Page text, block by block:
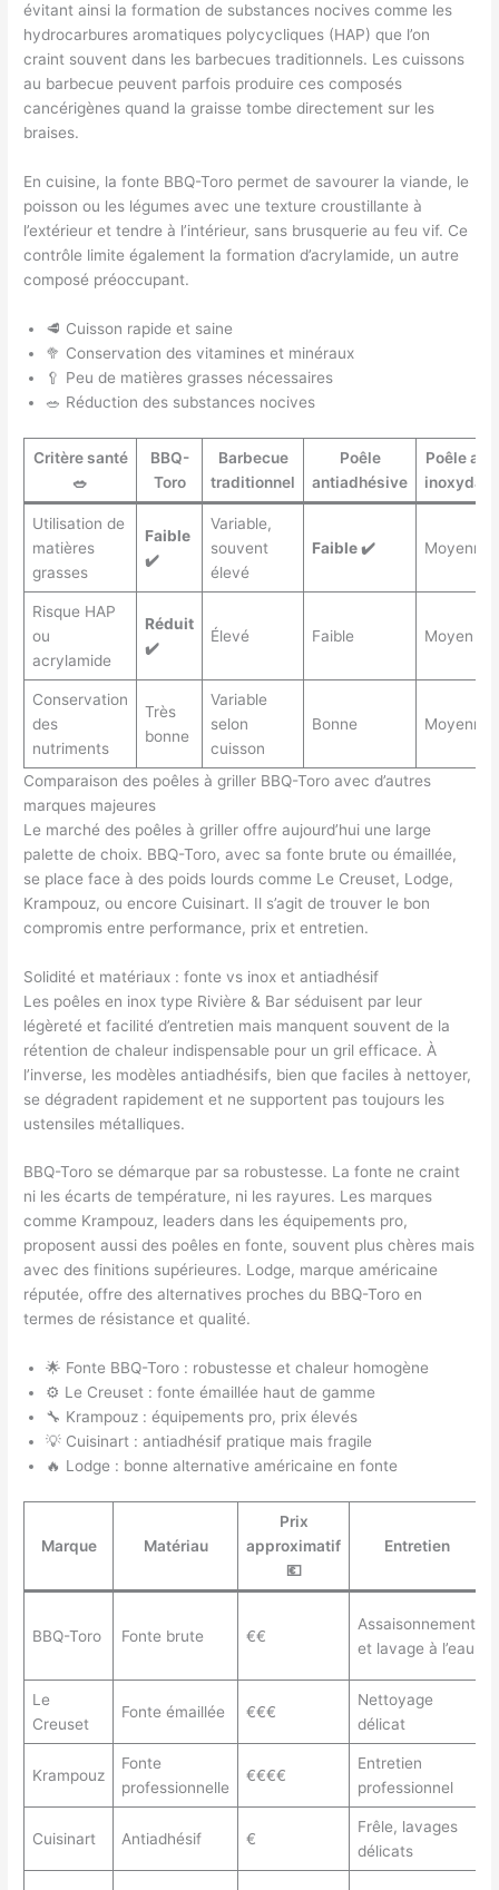
évitant ainsi la formation de substances nocives comme les
hydrocarbures aromatiques polycycliques (HAP) que l’on
craint souvent dans les barbecues traditionnels. Les cuissons
au barbecue peuvent parfois produire ces composés
cancérigènes quand la graisse tombe directement sur les
braises.
En cuisine, la fonte BBQ-Toro permet de savourer la viande, le
poisson ou les légumes avec une texture croustillante à
l’extérieur et tendre à l’intérieur, sans brusquerie au feu vif. Ce
contrôle limite également la formation d’acrylamide, un autre
composé préoccupant.
🥩 Cuisson rapide et saine
🥦 Conservation des vitamines et minéraux
🥄 Peu de matières grasses nécessaires
🥗 Réduction des substances nocives
Critère santé
🥗
BBQ-
Toro
Barbecue
traditionnel
Poêle
antiadhésive
Poêle
Utilisation de
matières
grasses
Faible
✔️
Variable,
souvent
élevé
Faible ✔️ Moyenne
Risque HAP
ou
acrylamide
Réduit
✔️
Élevé Faible Moyen
Conservation
des
nutriments
Très
bonne
Variable
selon
cuisson
Bonne Moyenne
Comparaison des poêles à griller BBQ-Toro avec d’autres
marques majeures
Le marché des poêles à griller offre aujourd’hui une large
palette de choix. BBQ-Toro, avec sa fonte brute ou émaillée,
se place face à des poids lourds comme Le Creuset, Lodge,
Krampouz, ou encore Cuisinart. Il s’agit de trouver le bon
compromis entre performance, prix et entretien.
Solidité et matériaux : fonte vs inox et antiadhésif
Les poêles en inox type Rivière & Bar séduisent par leur
légèreté et facilité d’entretien mais manquent souvent de la
rétention de chaleur indispensable pour un gril efficace. À
l’inverse, les modèles antiadhésifs, bien que faciles à nettoyer,
se dégradent rapidement et ne supportent pas toujours les
ustensiles métalliques.
BBQ-Toro se démarque par sa robustesse. La fonte ne craint
ni les écarts de température, ni les rayures. Les marques
comme Krampouz, leaders dans les équipements pro,
proposent aussi des poêles en fonte, souvent plus chères mais
avec des finitions supérieures. Lodge, marque américaine
réputée, offre des alternatives proches du BBQ-Toro en
termes de résistance et qualité.
🌟 Fonte BBQ-Toro : robustesse et chaleur homogène
⚙️ Le Creuset : fonte émaillée haut de gamme
🔧 Krampouz : équipements pro, prix élevés
💡 Cuisinart : antiadhésif pratique mais fragile
🔥 Lodge : bonne alternative américaine en fonte
Marque Matériau
Prix
approximatif
💶
Entretien
BBQ-Toro Fonte brute €€
Assaisonnement
et lavage à l’eau
Le
Creuset
Fonte émaillée €€€
Nettoyage
délicat
Krampouz
Fonte
professionnelle
€€€€
Entretien
professionnel
Cuisinart Antiadhésif €
Frêle, lavages
délicats